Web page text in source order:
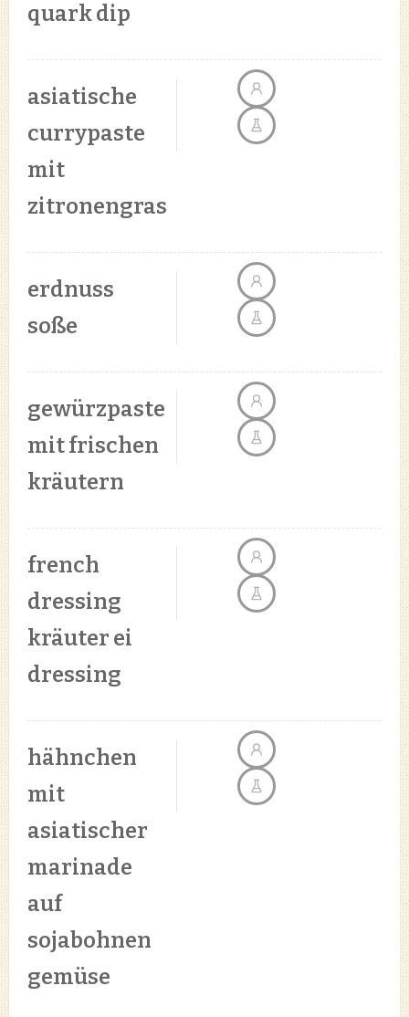
quark dip
asiatische
currypaste
mit
zitronengras
erdnuss
soße
gewürzpaste
mit frischen
kräutern
french
dressing
kräuter ei
dressing
hähnchen
mit
asiatischer
marinade
auf
sojabohnen
gemüse